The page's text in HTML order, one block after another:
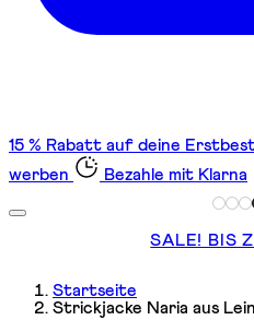
15 % Rabatt auf deine
werben
Bezahle mit Klarna
SALE! BIS
Startseite
Strickjacke Naria aus